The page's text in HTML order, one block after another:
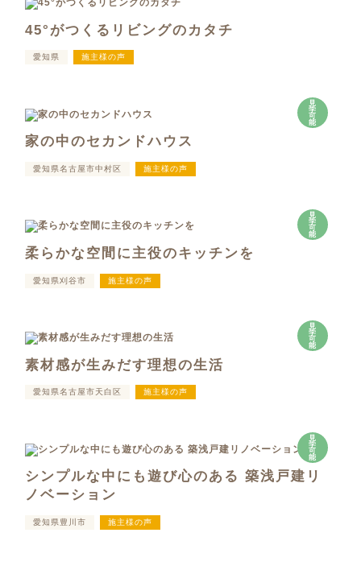
45°がつくるリビングのカタチ
愛知県 施主様の声
見
学
可
能
家の中のセカンドハウス
愛知県名古屋市中村区 施主様の声
見
学
可
能
柔らかな空間に主役のキッチンを
愛知県刈谷市 施主様の声
見
学
可
能
素材感が生みだす理想の生活
愛知県名古屋市天白区 施主様の声
見
学
可
能
シンプルな中にも遊び心のある 築浅戸建リ
ノベーション
愛知県豊川市 施主様の声